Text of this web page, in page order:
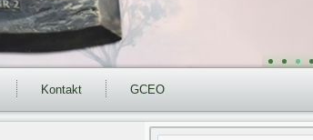
Kontakt GCEO